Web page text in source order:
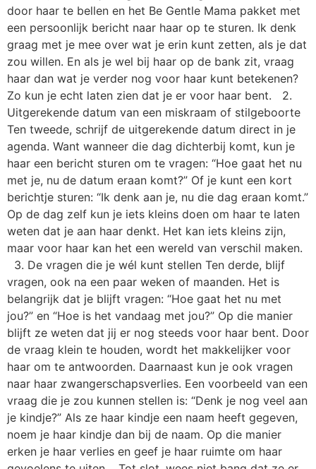
door haar te bellen en het Be Gentle Mama pakket met
een persoonlijk bericht naar haar op te sturen. Ik denk
graag met je mee over wat je erin kunt zetten, als je dat
zou willen. En als je wel bij haar op de bank zit, vraag
haar dan wat je verder nog voor haar kunt betekenen?
Zo kun je echt laten zien dat je er voor haar bent. 2.
Uitgerekende datum van een miskraam of stilgeboorte
Ten tweede, schrijf de uitgerekende datum direct in je
agenda. Want wanneer die dag dichterbij komt, kun je
haar een bericht sturen om te vragen: “Hoe gaat het nu
met je, nu de datum eraan komt?” Of je kunt een kort
berichtje sturen: “Ik denk aan je, nu die dag eraan komt.”
Op de dag zelf kun je iets kleins doen om haar te laten
weten dat je aan haar denkt. Het kan iets kleins zijn,
maar voor haar kan het een wereld van verschil maken.
3. De vragen die je wél kunt stellen Ten derde, blijf
vragen, ook na een paar weken of maanden. Het is
belangrijk dat je blijft vragen: “Hoe gaat het nu met
jou?” en “Hoe is het vandaag met jou?” Op die manier
blijft ze weten dat jij er nog steeds voor haar bent. Door
de vraag klein te houden, wordt het makkelijker voor
haar om te antwoorden. Daarnaast kun je ook vragen
naar haar zwangerschapsverlies. Een voorbeeld van een
vraag die je zou kunnen stellen is: “Denk je nog veel aan
je kindje?” Als ze haar kindje een naam heeft gegeven,
noem je haar kindje dan bij de naam. Op die manier
erken je haar verlies en geef je haar ruimte om haar